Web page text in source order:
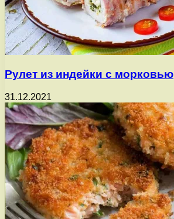
Рулет из индейки с морковью
31.12.2021